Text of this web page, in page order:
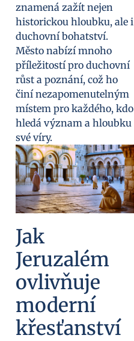
znamená zažít nejen
historickou hloubku, ale i
duchovní bohatství.
Město nabízí mnoho
příležitostí pro duchovní
růst a poznání, což ho
činí nezapomenutelným
místem pro každého, kdo
hledá význam a hloubku
své víry.
Jak
Jeruzalém
ovlivňuje
moderní
křesťanství